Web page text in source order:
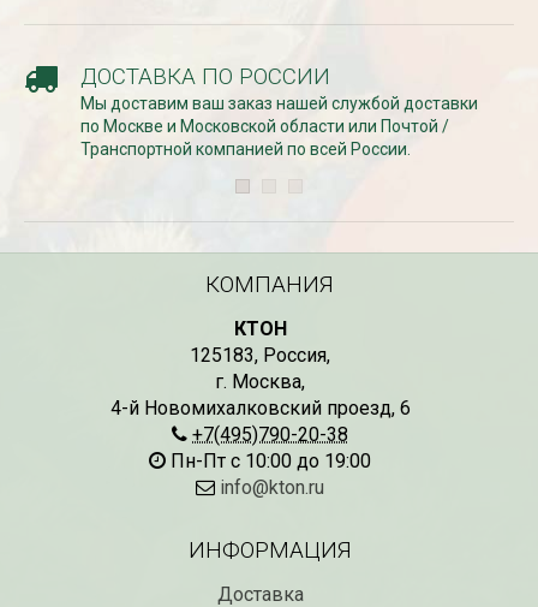
товаров на сумму от 1000 руб. с
16 марта по 31 марта 2024...
ЧИТАТЬ ДАЛЕЕ →
ДОСТАВКА ПО РОССИИ
Мы доставим ваш заказ нашей службой доставки
по Москве и Московской области или Почтой /
Транспортной компанией по всей России.
КОМПАНИЯ
КТОН
125183, Россия,
г. Москва,
4-й Новомихалковский проезд, 6
+7(495)790-20-38
Пн-Пт с 10:00 до 19:00
info@kton.ru
ИНФОРМАЦИЯ
Доставка